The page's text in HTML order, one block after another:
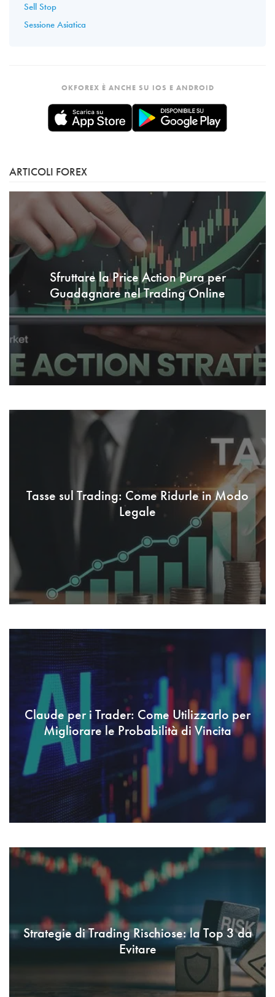
Sell Stop
Sessione Asiatica
OKFOREX È ANCHE SU IOS E ANDROID
ARTICOLI FOREX
Sfruttare la Price Action Pura per
Guadagnare nel Trading Online
Tasse sul Trading: Come Ridurle in Modo
Legale
Claude per i Trader: Come Utilizzarlo per
Migliorare le Probabilità di Vincita
Strategie di Trading Rischiose: la Top 3 da
Evitare